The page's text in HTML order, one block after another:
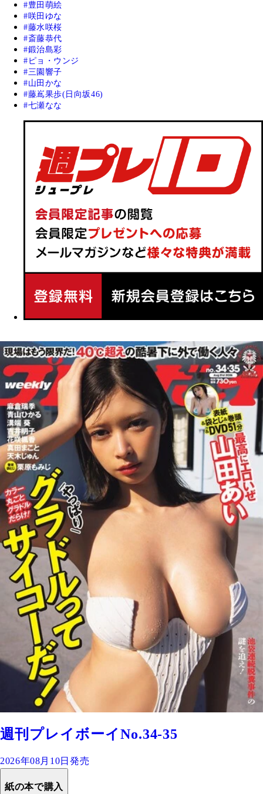
豊田萌絵
咲田ゆな
藤水咲桜
斎藤恭代
鍛治島彩
ピョ・ウンジ
三園響子
山田かな
藤嶌果歩(日向坂46)
七瀬なな
週刊プレイボーイNo.34-35
2026年08月10日発売
紙の本で購入